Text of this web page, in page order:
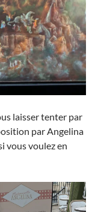
laisser tenter par
par Angelina
vous voulez en